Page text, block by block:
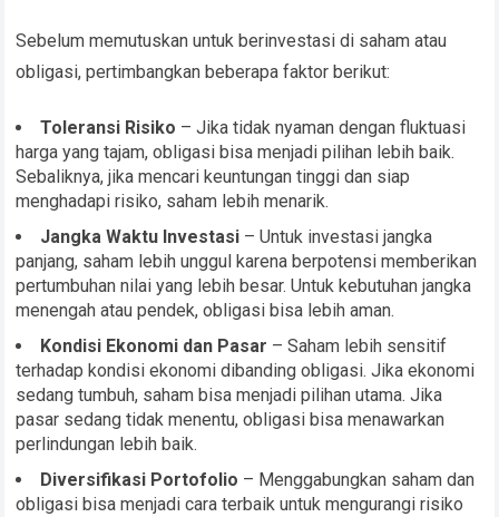
Sebelum memutuskan untuk berinvestasi di saham atau
obligasi, pertimbangkan beberapa faktor berikut:
Toleransi Risiko – Jika tidak nyaman dengan fluktuasi
harga yang tajam, obligasi bisa menjadi pilihan lebih baik.
Sebaliknya, jika mencari keuntungan tinggi dan siap
menghadapi risiko, saham lebih menarik.
Jangka Waktu Investasi – Untuk investasi jangka
panjang, saham lebih unggul karena berpotensi memberikan
pertumbuhan nilai yang lebih besar. Untuk kebutuhan jangka
menengah atau pendek, obligasi bisa lebih aman.
Kondisi Ekonomi dan Pasar – Saham lebih sensitif
terhadap kondisi ekonomi dibanding obligasi. Jika ekonomi
sedang tumbuh, saham bisa menjadi pilihan utama. Jika
pasar sedang tidak menentu, obligasi bisa menawarkan
perlindungan lebih baik.
Diversifikasi Portofolio – Menggabungkan saham dan
obligasi bisa menjadi cara terbaik untuk mengurangi risiko